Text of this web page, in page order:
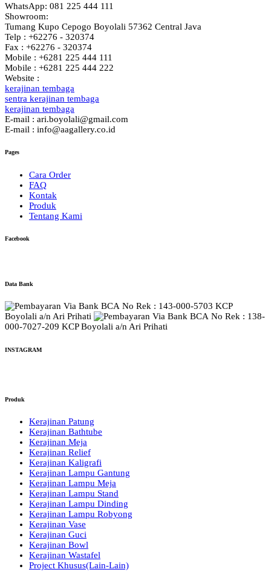
WhatsApp: 081 225 444 111
Showroom:
Tumang Kupo Cepogo Boyolali 57362 Central Java
Telp : +62276 - 320374
Fax : +62276 - 320374
Mobile : +6281 225 444 111
Mobile : +6281 225 444 222
Website :
kerajinan tembaga
sentra kerajinan tembaga
kerajinan tembaga
E-mail : ari.boyolali@gmail.com
E-mail : info@aagallery.co.id
Pages
Cara Order
FAQ
Kontak
Produk
Tentang Kami
Facebook
Data Bank
No Rek : 143-000-5703 KCP
Boyolali a/n Ari Prihati
No Rek : 138-
000-7027-209 KCP Boyolali a/n Ari Prihati
INSTAGRAM
Produk
Kerajinan Patung
Kerajinan Bathtube
Kerajinan Meja
Kerajinan Relief
Kerajinan Kaligrafi
Kerajinan Lampu Gantung
Kerajinan Lampu Meja
Kerajinan Lampu Stand
Kerajinan Lampu Dinding
Kerajinan Lampu Robyong
Kerajinan Vase
Kerajinan Guci
Kerajinan Bowl
Kerajinan Wastafel
Project Khusus(Lain-Lain)